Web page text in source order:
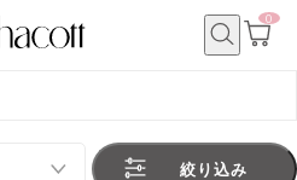
カ
0
絞り込み